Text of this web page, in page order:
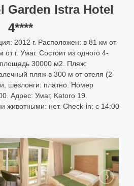
Garden Istra Hotel
4****
2012 г. Расположен: в 81 км от
от г. Умаг. Состоит из одного 4-
30000 м2. Пляж:
пляж в 300 м от отеля (2
шезлонги: платно. Номер
Адрес: Умаг, Katoro 19.
животными: нет. Check-in: с 14:00